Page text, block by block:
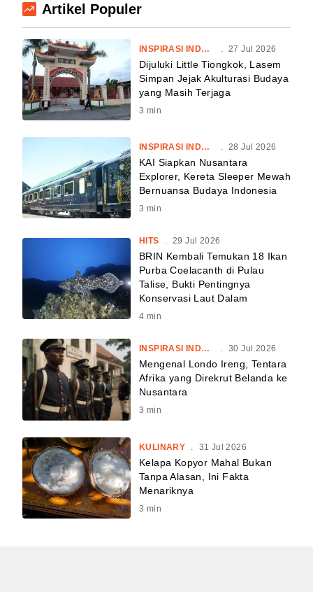
Artikel Populer
INSPIRASI INDONESIA . 27 Jul 2026
Dijuluki Little Tiongkok, Lasem
Simpan Jejak Akulturasi Budaya
yang Masih Terjaga
3 min
INSPIRASI INDONESIA . 28 Jul 2026
KAI Siapkan Nusantara
Explorer, Kereta Sleeper Mewah
Bernuansa Budaya Indonesia
3 min
HITS . 29 Jul 2026
BRIN Kembali Temukan 18 Ikan
Purba Coelacanth di Pulau
Talise, Bukti Pentingnya
Konservasi Laut Dalam
4 min
INSPIRASI INDONESIA . 30 Jul 2026
Mengenal Londo Ireng, Tentara
Afrika yang Direkrut Belanda ke
Nusantara
3 min
KULINARY 31 Jul 2026
Kelapa Kopyor Mahal Bukan
Tanpa Alasan, Ini Fakta
Menariknya
3 min